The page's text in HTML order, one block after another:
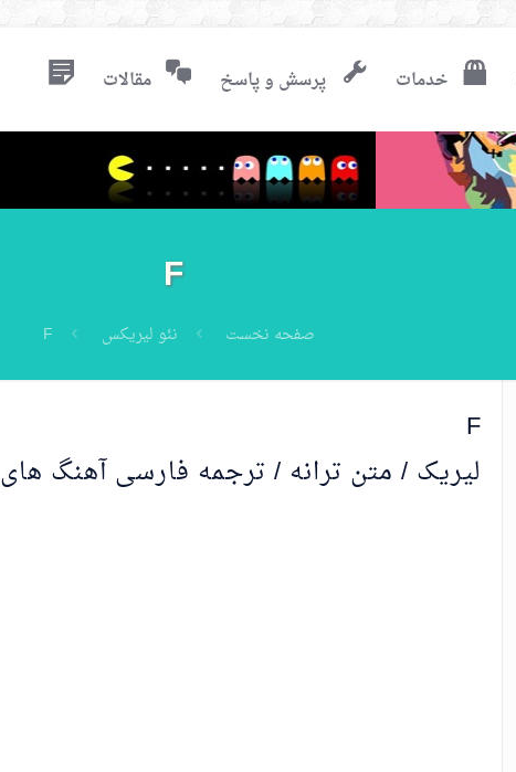
خدمات پرسش و پاسخ مقالات
F
صفحه نخست نئو لیریکس F
F
لیریک / متن ترانه / ترجمه فارسی آهنگ های F